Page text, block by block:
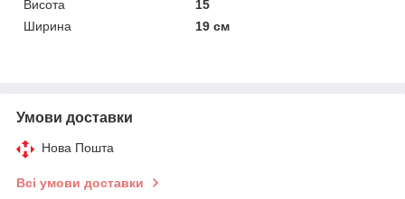
Висота
15
Ширина
19 см
Умови доставки
Нова Пошта
Всі умови доставки